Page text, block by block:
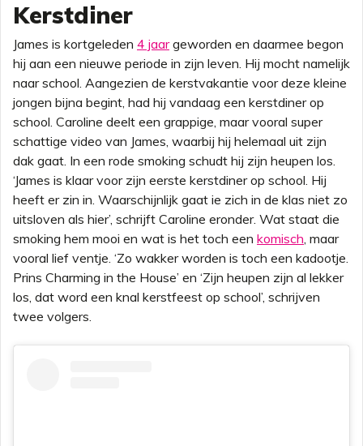
Kerstdiner
James is kortgeleden 4 jaargeworden en daarmee begon
hij aan een nieuwe periode in zijn leven. Hij mocht namelijk
naar school. Aangezien de kerstvakantie voor deze kleine
jongen bijna begint, had hij vandaag een kerstdiner op
school. Caroline deelt een grappige, maar vooral super
schattige video van James, waarbij hij helemaal uit zijn
dak gaat. In een rode smoking schudt hij zijn heupen los.
‘James is klaar voor zijn eerste kerstdiner op school. Hij
heeft er zin in. Waarschijnlijk gaat ie zich in de klas niet zo
uitsloven als hier’, schrijft Caroline eronder. Wat staat die
smoking hem mooi en wat is het toch een komisch, maar
vooral lief ventje. ‘Zo wakker worden is toch een kadootje.
Prins Charming in the House’ en ‘Zijn heupen zijn al lekker
los, dat word een knal kerstfeest op school’, schrijven
twee volgers.